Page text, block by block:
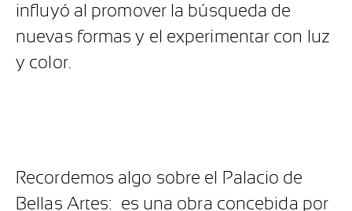
influyó al promover la búsqueda de
nuevas formas y el experimentar con luz
y color.
Recordemos algo sobre el Palacio de
Bellas Artes: es una obra concebida por